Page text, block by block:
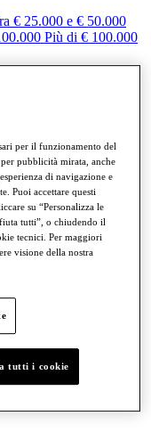
€ 25.000 e € 50.000
Più di € 100.000
per il funzionamento del
pubblicità mirata, anche
di navigazione e
Puoi accettare questi
su “Personalizza le
tutti”, o chiudendo il
tecnici. Per maggiori
visione della nostra
tutti i cookie